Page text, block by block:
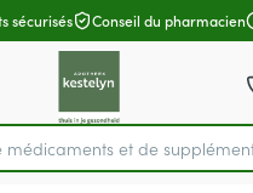
sécurisés Conseil du pharmacien
médicament